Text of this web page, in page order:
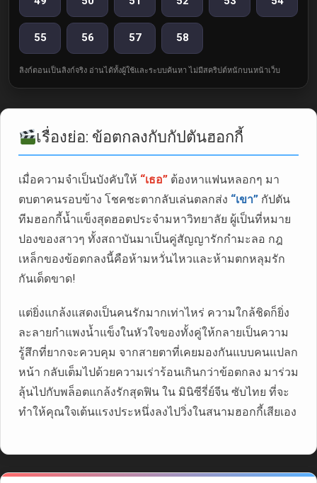
55 56 57 58
ลิงก์ตอนเป็นลิงก์จริง อ่านได้ทั้งผู้ใช้และระบบค้นหา ไม่มีสคริปต์หนักบนหน้าเว็บ
เรื่องย่อ: ข้อตกลงกับกัปตันฮอกกี้
เมื่อความจำเป็นบังคับให้ “เธอ” ต้องหาแฟนหลอกๆ มา
ตบตาคนรอบข้าง โชคชะตากลับเล่นตลกส่ง “เขา” กัปตัน
ทีมฮอกกี้น้ำแข็งสุดฮอตประจำมหาวิทยาลัย ผู้เป็นที่หมาย
ปองของสาวๆ ทั้งสถาบันมาเป็นคู่สัญญารักกำมะลอ กฎ
เหล็กของข้อตกลงนี้คือห้ามหวั่นไหวและห้ามตกหลุมรัก
กันเด็ดขาด!
แต่ยิ่งแกล้งแสดงเป็นคนรักมากเท่าไหร่ ความใกล้ชิดก็ยิ่ง
ละลายกำแพงน้ำแข็งในหัวใจของทั้งคู่ให้กลายเป็นความ
รู้สึกที่ยากจะควบคุม จากสายตาที่เคยมองกันแบบคนแปลก
หน้า กลับเต็มไปด้วยความเร่าร้อนเกินกว่าข้อตกลง มาร่วม
ลุ้นไปกับพล็อตแกล้งรักสุดฟิน ใน มินิซีรี่ย์จีน ซับไทย ที่จะ
ทำให้คุณใจเต้นแรงประหนึ่งลงไปวิ่งในสนามฮอกกี้เสียเอง